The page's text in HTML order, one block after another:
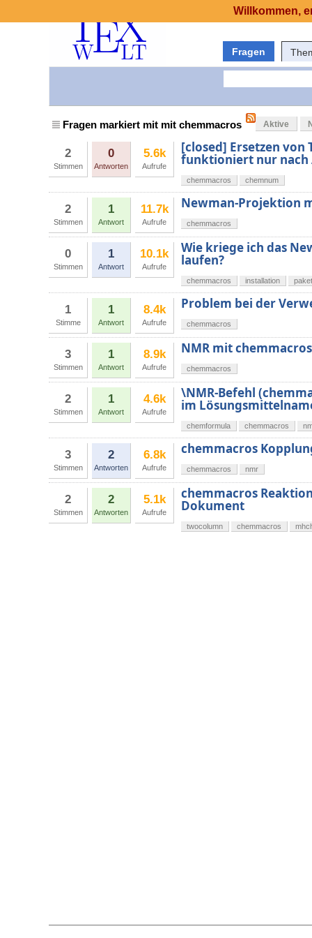
Fragen
Fragen markiert mit mit chemmacros Aktive
2
Stimmen
0
Antworten
5.6k
Aufrufe
[closed] Ersetzen von
funktioniert nur nach
chemmacros chemnum
2
Stimmen
1
Antwort
11.7k
Aufrufe
Newman-Projektion
chemmacros
0
Stimmen
1
Antwort
10.1k
Aufrufe
Wie kriege ich das
laufen?
chemmacros installation
1
Stimme
1
Antwort
8.4k
Aufrufe
Problem bei der
chemmacros
3
Stimmen
1
Antwort
8.9k
Aufrufe
NMR mit chemmacros
chemmacros
2
Stimmen
1
Antwort
4.6k
Aufrufe
\NMR-Befehl
im
chemformula chemmacros
3
Stimmen
2
Antworten
6.8k
Aufrufe
chemmacros
chemmacros nmr
2
Stimmen
2
Antworten
5.1k
Aufrufe
chemmacros
Dokument
twocolumn chemmacros
Willkommen,